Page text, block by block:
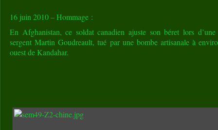
16 juin 2010 – Hommage :
En Afghanistan, ce soldat canadien ajuste son béret lors
sergent Martin Goudreault, tué par une bombe artisanale à
ouest de Kandahar.